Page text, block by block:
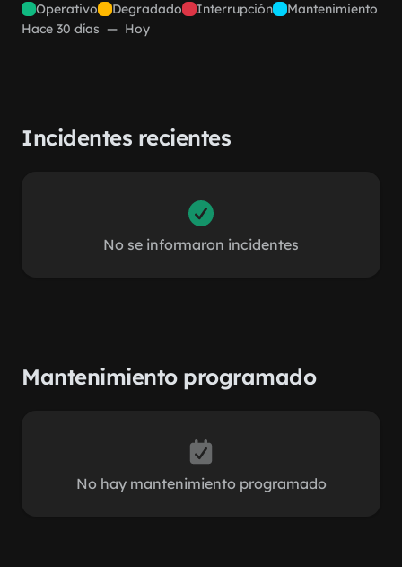
Operativo Degradado Interrupción
Mantenimiento
Hace 30 días — Hoy
Incidentes recientes
No se informaron incidentes
Mantenimiento programado
No hay mantenimiento programado